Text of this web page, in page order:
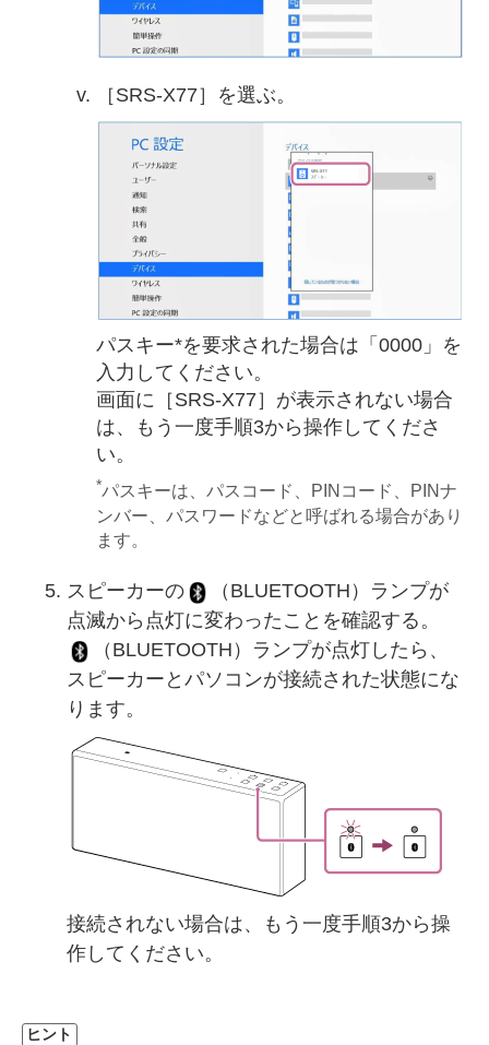
［SRS-X77］を選ぶ。
パスキー*を要求された場合は「0000」を
入力してください。
画面に［SRS-X77］が表示されない場合
は、もう一度手順3から操作してくださ
い。
*パスキーは、パスコード、PINコード、PINナ
ンバー、パスワードなどと呼ばれる場合があり
ます。
スピーカーの
（BLUETOOTH）ランプが
点滅から点灯に変わったことを確認する。
（BLUETOOTH）ランプが点灯したら、
スピーカーとパソコンが接続された状態にな
ります。
接続されない場合は、もう一度手順3から操
作してください。
ヒント